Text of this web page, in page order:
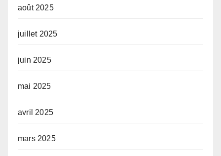
août 2025
juillet 2025
juin 2025
mai 2025
avril 2025
mars 2025